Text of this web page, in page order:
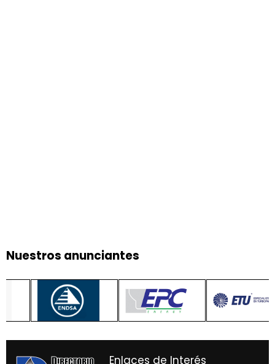
Nuestros anunciantes
Enlaces de Interés